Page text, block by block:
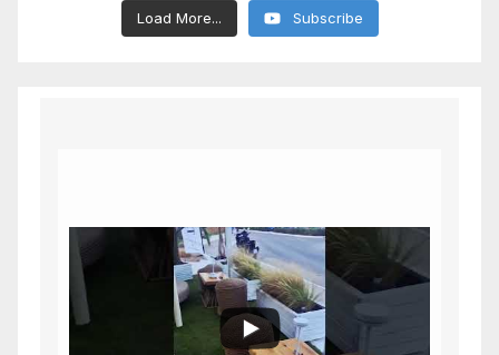
Load More... Subscribe